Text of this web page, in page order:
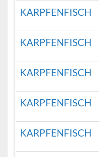
KARPFENFISCH
KARPFENFISCH
KARPFENFISCH
KARPFENFISCH
KARPFENFISCH